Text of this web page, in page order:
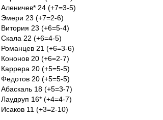
Аленичев* 24 (+7=3-5)
Эмери 23 (+7=2-6)
Витория 23 (+6=5-4)
Скала 22 (+6=4-5)
Романцев 21 (+6=3-6)
Кононов 20 (+6=2-7)
Каррера 20 (+5=5-5)
Федотов 20 (+5=5-5)
Абаскаль 18 (+5=3-7)
Лаудруп 16* (+4=4-7)
Исаков 11 (+3=2-10)